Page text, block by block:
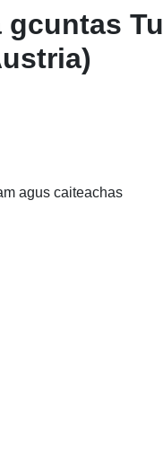
gcuntas
agus caiteachas